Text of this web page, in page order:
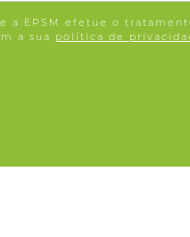
a EPSM efetue o
a sua política de